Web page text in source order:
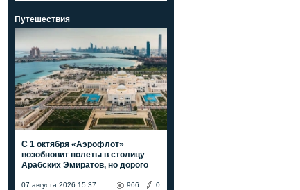
Путешествия
С 1 октября «Аэрофлот»
возобновит полеты в столицу
Арабских Эмиратов, но дорого
07 августа 2026 15:37 0
966